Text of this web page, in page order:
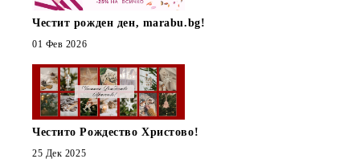
Честит рожден ден, marabu.bg!
01 Фев 2026
Честито Рождество Христово!
25 Дек 2025